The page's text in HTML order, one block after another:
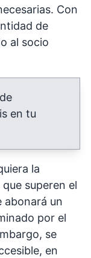
Con
de
al socio
en tu
la
superen el
abonará un
por el
se
en